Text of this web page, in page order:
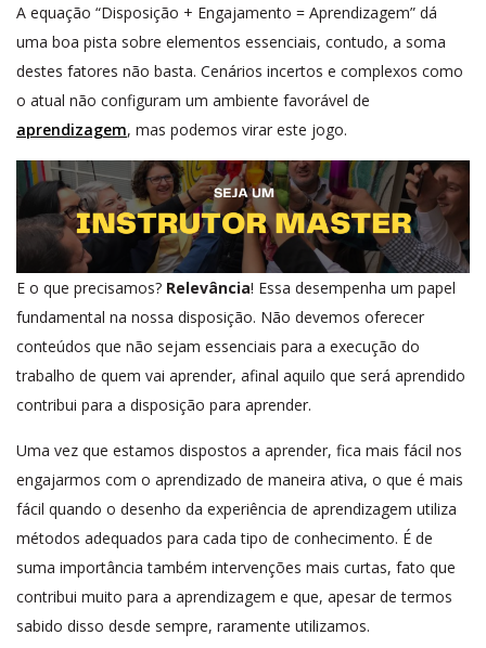
A equação “Disposição + Engajamento = Aprendizagem” dá
uma boa pista sobre elementos essenciais, contudo, a soma
destes fatores não basta. Cenários incertos e complexos como
o atual não configuram um ambiente favorável de
aprendizagem, mas podemos virar este jogo.
E o que precisamos? Relevância! Essa desempenha um papel
fundamental na nossa disposição. Não devemos oferecer
conteúdos que não sejam essenciais para a execução do
trabalho de quem vai aprender, afinal aquilo que será aprendido
contribui para a disposição para aprender.
Uma vez que estamos dispostos a aprender, fica mais fácil nos
engajarmos com o aprendizado de maneira ativa, o que é mais
fácil quando o desenho da experiência de aprendizagem utiliza
métodos adequados para cada tipo de conhecimento. É de
suma importância também intervenções mais curtas, fato que
contribui muito para a aprendizagem e que, apesar de termos
sabido disso desde sempre, raramente utilizamos.